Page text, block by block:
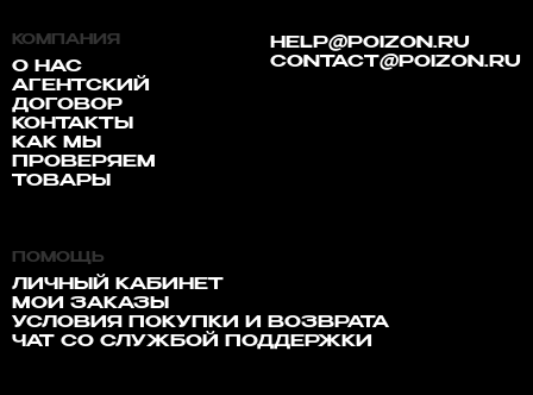
КОМПАНИЯ
О НАС
АГЕНТСКИЙ
ДОГОВОР
КОНТАКТЫ
КАК МЫ
ПРОВЕРЯЕМ
ТОВАРЫ
HELP@POIZON.RU
CONTACT@POIZON.RU
ПОМОЩЬ
ЛИЧНЫЙ КАБИНЕТ
МОИ ЗАКАЗЫ
УСЛОВИЯ ПОКУПКИ И ВОЗВРАТА
ЧАТ СО СЛУЖБОЙ ПОДДЕРЖКИ